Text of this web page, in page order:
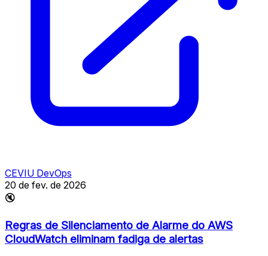
CEVIU DevOps
20 de fev. de 2026
🔇
Regras de Silenciamento de Alarme do AWS
CloudWatch eliminam fadiga de alertas